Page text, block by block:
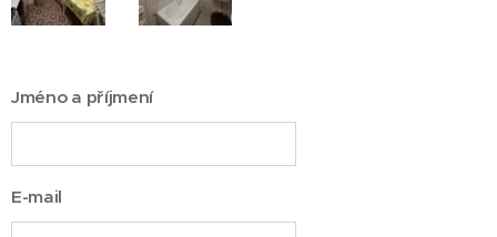
Jméno a příjmení
E-mail